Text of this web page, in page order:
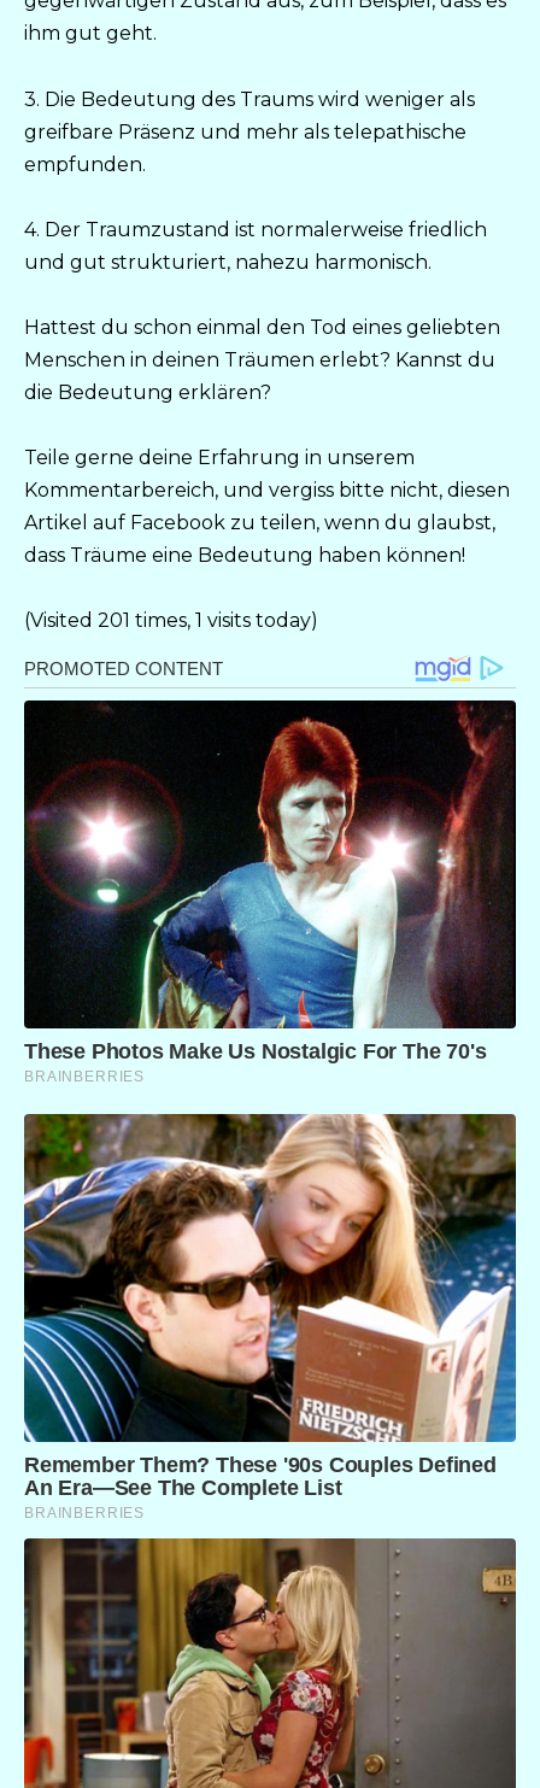
ihm gut geht.
3. Die Bedeutung des Traums wird weniger als
greifbare Präsenz und mehr als telepathische
empfunden.
4. Der Traumzustand ist normalerweise friedlich
und gut strukturiert, nahezu harmonisch.
Hattest du schon einmal den Tod eines geliebten
Menschen in deinen Träumen erlebt? Kannst du
die Bedeutung erklären?
Teile gerne deine Erfahrung in unserem
Kommentarbereich, und vergiss bitte nicht, diesen
Artikel auf Facebook zu teilen, wenn du glaubst,
dass Träume eine Bedeutung haben können!
(Visited 201 times, 1 visits today)